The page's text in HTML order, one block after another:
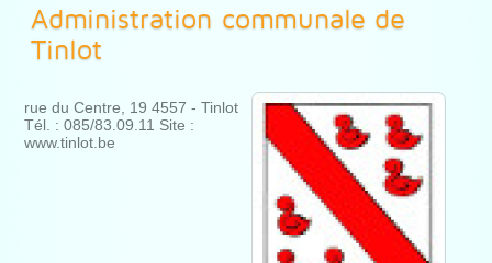
Administration communale de
Tinlot
rue du Centre, 19 4557 - Tinlot
Tél. : 085/83.09.11 Site :
www.tinlot.be